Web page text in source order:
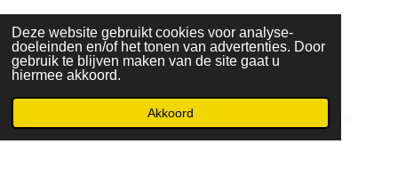
Deze website gebruikt cookies voor analyse-
doeleinden en/of het tonen van advertenties. Door
gebruik te blijven maken van de site gaat u
hiermee akkoord.
Akkoord
c
e
b
o
k
a
t
s
A
p
© 2023 - 2026 Armyathome
Powered byJouwWeb
Kaart